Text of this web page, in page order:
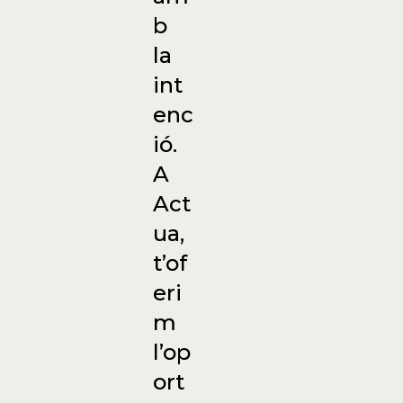
b
la
int
enc
ió.
A
Act
ua,
t’of
eri
m
l’op
ort